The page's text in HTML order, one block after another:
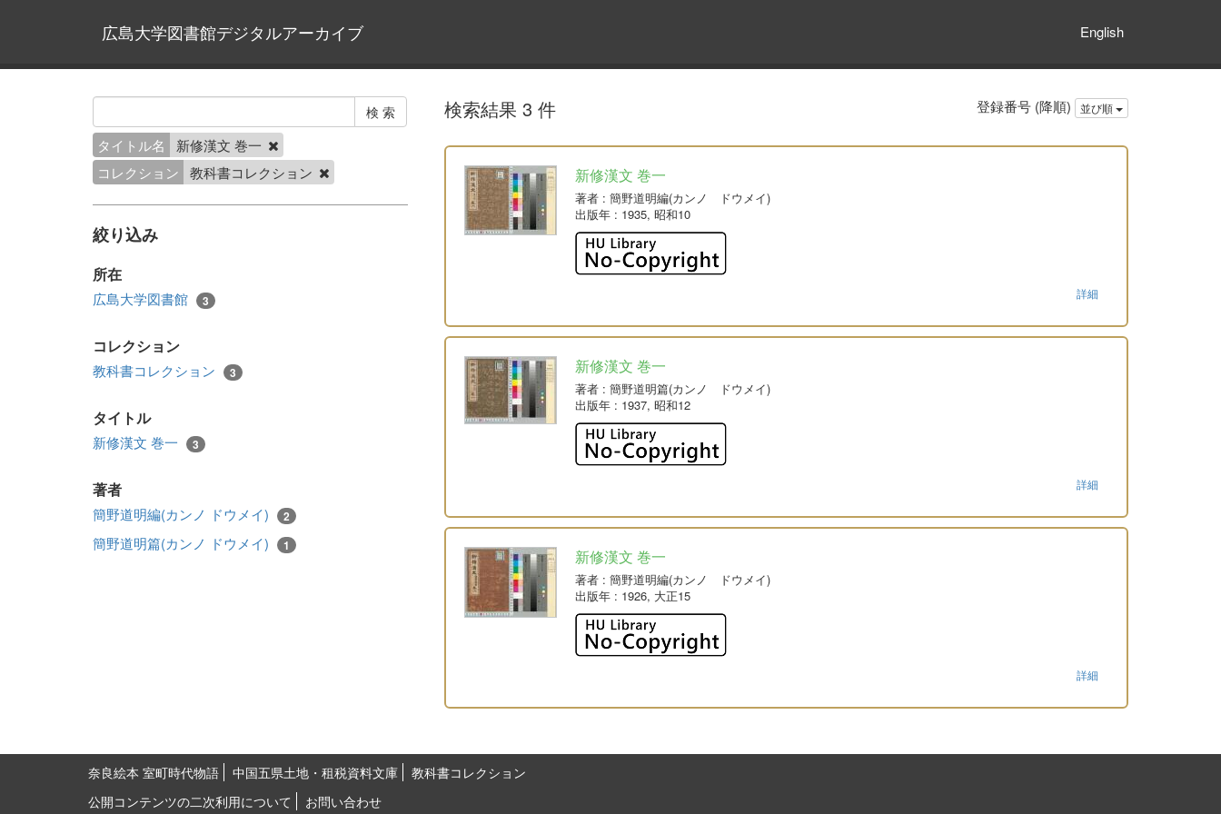
広島大学図書館デジタルアーカイブ English
タイトル名
新修漢文 巻一
コレクション
教科書コレクション
絞り込み
所在
広島大学図書館 3
コレクション
教科書コレクション 3
タイトル
新修漢文 巻一 3
著者
簡野道明編(カンノ ドウメイ) 2
簡野道明篇(カンノ ドウメイ) 1
検索結果 3 件 登録番号 (降順) 並び順
新修漢文 巻一
著者: 簡野道明編(カンノ ドウメイ)
出版年: 1935, 昭和10
詳細
新修漢文 巻一
著者: 簡野道明篇(カンノ ドウメイ)
出版年: 1937, 昭和12
詳細
新修漢文 巻一
著者: 簡野道明編(カンノ ドウメイ)
出版年: 1926, 大正15
詳細
奈良絵本 室町時代物語 中国五県土地・租税資料文庫
教科書コレクション
公開コンテンツの二次利用について
お問い合わせ